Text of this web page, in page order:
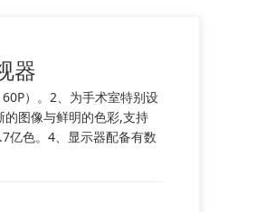
器
）。2、为手术室特别设
图像与鲜明的色彩,支持
亿色。4、显示器配备有数